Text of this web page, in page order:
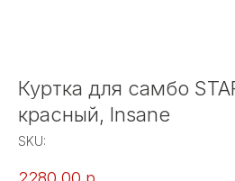
Куртка для самбо
красный, Insane
SKU: